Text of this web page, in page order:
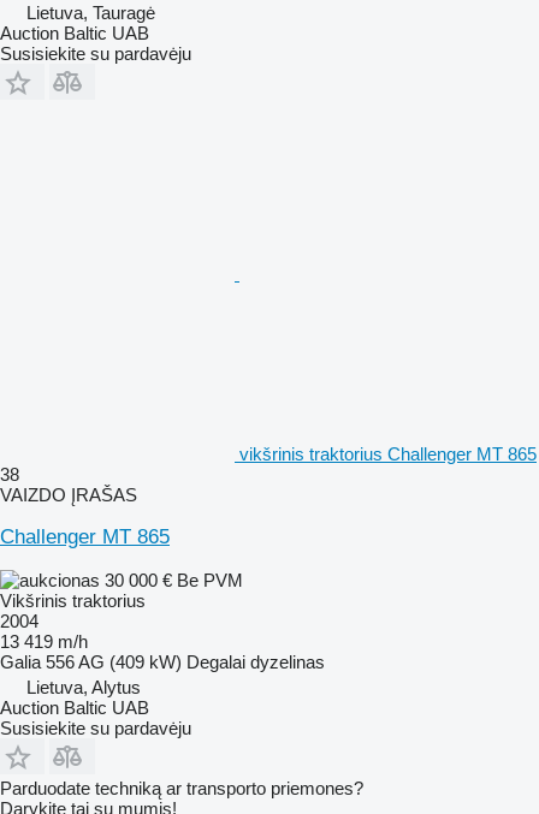
Lietuva, Tauragė
Auction Baltic UAB
Susisiekite su pardavėju
vikšrinis traktorius Challenger MT 865
38
VAIZDO ĮRAŠAS
Challenger MT 865
30 000 € Be PVM
Vikšrinis traktorius
2004
13 419 m/h
Galia 556 AG (409 kW) Degalai dyzelinas
Lietuva, Alytus
Auction Baltic UAB
Susisiekite su pardavėju
Parduodate techniką ar transporto priemones?
Darykite tai su mumis!